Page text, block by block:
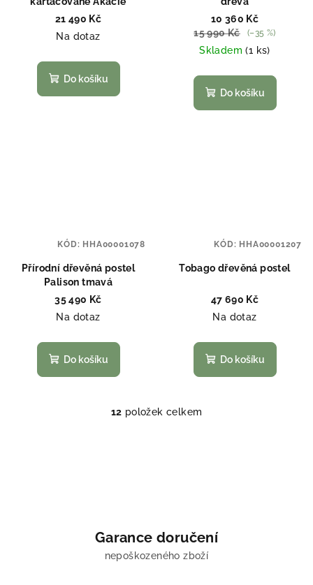
21 490 Kč
Na dotaz
Do košíku
10 360 Kč
15 990 Kč
(–35 %)
Skladem(1 ks)
Do košíku
Přírodní dřevěná postel
Palison tmavá
35 490 Kč
Na dotaz
Do košíku
KÓD: HHA00001078
Tobago dřevěná postel
47 690 Kč
Na dotaz
Do košíku
KÓD: HHA00001207
O
í
p
r
12 položek celkem
Garance doručení
nepoškozeného zboží